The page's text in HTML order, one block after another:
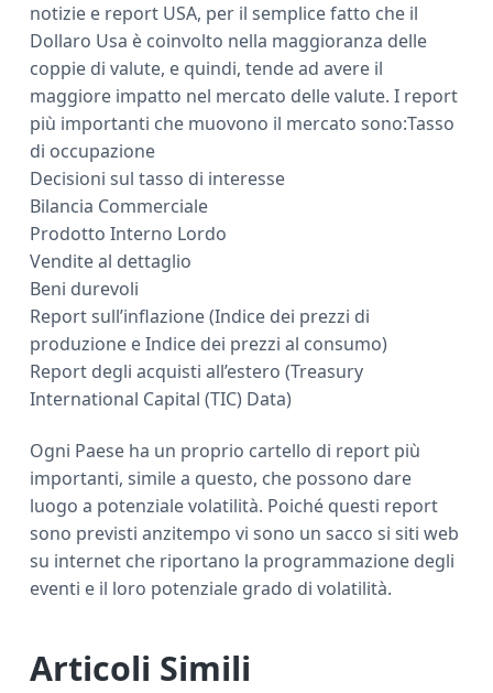
notizie e report USA, per il semplice fatto che il
Dollaro Usa è coinvolto nella maggioranza delle
coppie di valute, e quindi, tende ad avere il
maggiore impatto nel mercato delle valute. I report
più importanti che muovono il mercato sono:Tasso
di occupazione
Decisioni sul tasso di interesse
Bilancia Commerciale
Prodotto Interno Lordo
Vendite al dettaglio
Beni durevoli
Report sull’inflazione (Indice dei prezzi di
produzione e Indice dei prezzi al consumo)
Report degli acquisti all’estero (Treasury
International Capital (TIC) Data)
Ogni Paese ha un proprio cartello di report più
importanti, simile a questo, che possono dare
luogo a potenziale volatilità. Poiché questi report
sono previsti anzitempo vi sono un sacco si siti web
su internet che riportano la programmazione degli
eventi e il loro potenziale grado di volatilità.
Articoli Simili